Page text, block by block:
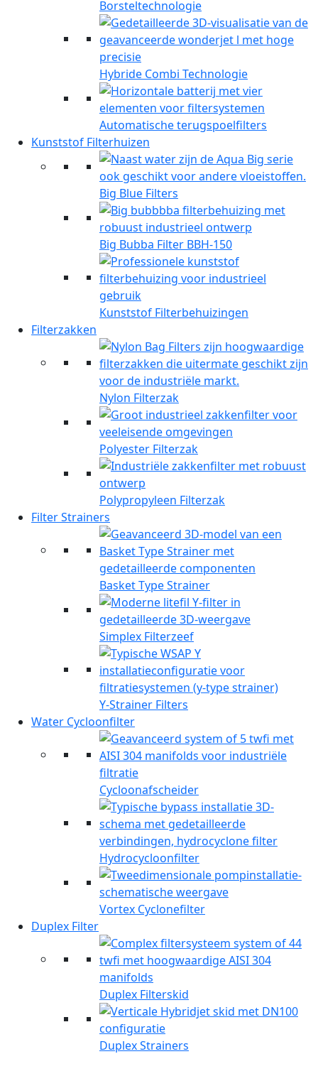
Borsteltechnologie
Hybride Combi Technologie
Automatische terugspoelfilters
Kunststof Filterhuizen
Big Blue Filters
Big Bubba Filter BBH-150
Kunststof Filterbehuizingen
Filterzakken
Nylon Filterzak
Polyester Filterzak
Polypropyleen Filterzak
Filter Strainers
Basket Type Strainer
Simplex Filterzeef
Y-Strainer Filters
Water Cycloonfilter
Cycloonafscheider
Hydrocycloonfilter
Vortex Cyclonefilter
Duplex Filter
Duplex Filterskid
Duplex Strainers